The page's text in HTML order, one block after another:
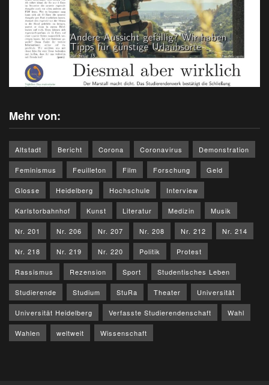
Mehr von:
Altstadt Bericht Corona Coronavirus Demonstration
Feminismus Feuilleton Film Forschung Geld
Glosse Heidelberg Hochschule Interview
Karlstorbahnhof Kunst Literatur Medizin Musik
Nr. 201 Nr. 206 Nr. 207 Nr. 208 Nr. 212 Nr. 214
Nr. 218 Nr. 219 Nr. 220 Politik Protest
Rassismus Rezension Sport Studentisches Leben
Studierende Studium StuRa Theater Universität
Universität Heidelberg Verfasste Studierendenschaft Wahl
Wahlen weltweit Wissenschaft